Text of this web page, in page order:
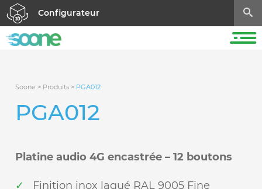
Configurateur
Soone > Produits > PGA012
PGA012
Platine audio 4G encastrée – 12 boutons
Finition inox laqué RAL 9005 Fine